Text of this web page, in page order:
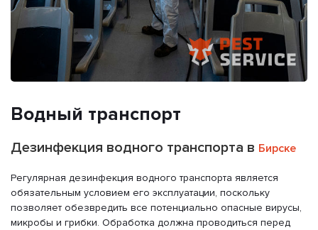
Водный транспорт
Дезинфекция водного транспорта в Бирске
Регулярная дезинфекция водного транспорта является
обязательным условием его эксплуатации, поскольку
позволяет обезвредить все потенциально опасные вирусы,
микробы и грибки. Обработка должна проводиться перед